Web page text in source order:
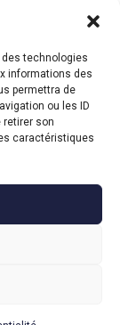
technologies
informations des
permettra de
ou les ID
retirer son
caractéristiques
sur vos